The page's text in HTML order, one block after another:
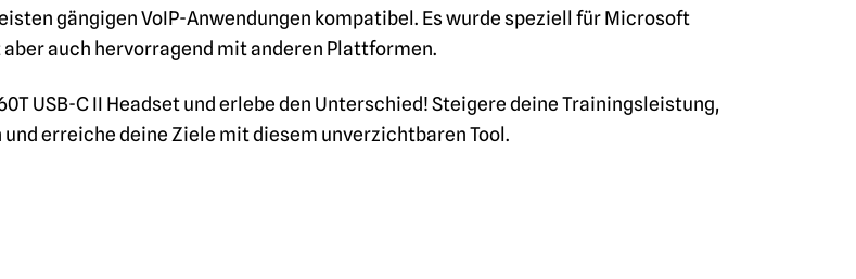
gängigen VoIP-Anwendungen kompatibel. Es wurde speziell für Microsoft
auch hervorragend mit anderen Plattformen.
USB-C II Headset und erlebe den Unterschied! Steigere deine Trainingsleistung,
erreiche deine Ziele mit diesem unverzichtbaren Tool.